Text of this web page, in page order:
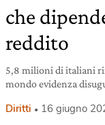
che
reddito
5,8 milioni di italiani
mondo evidenza
Diritti 16 giugno